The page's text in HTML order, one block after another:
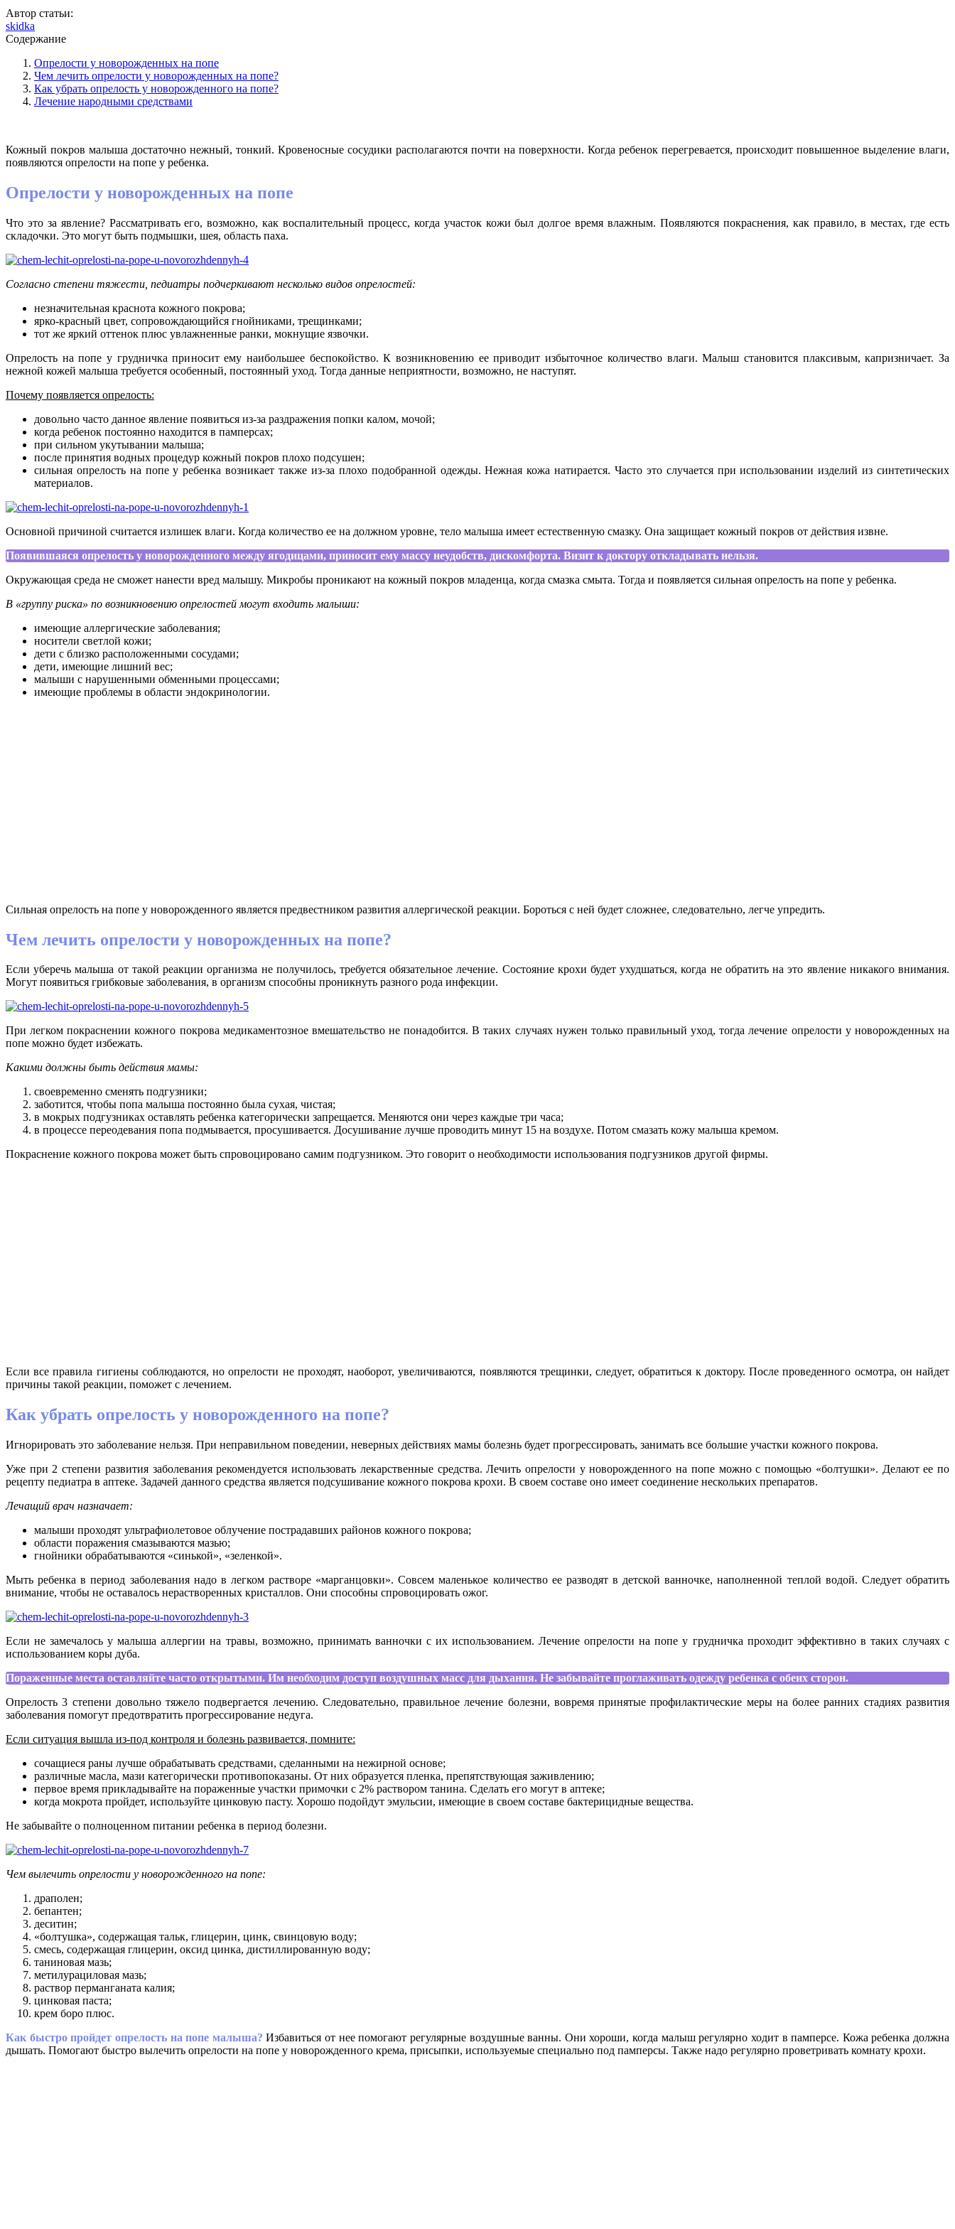
Автор статьи:
skidka
Содержание
Опрелости у новорожденных на попе
Чем лечить опрелости у новорожденных на попе?
Как убрать опрелость у новорожденного на попе?
Лечение народными средствами
Кожный покров малыша достаточно нежный, тонкий. Кровеносные сосудики располагаются почти на поверхности. Когда ребенок перегревается, происходит повышенное выделение влаги,
появляются опрелости на попе у ребенка.
Опрелости у новорожденных на попе
Что это за явление? Рассматривать его, возможно, как воспалительный процесс, когда участок кожи был долгое время влажным. Появляются покраснения, как правило, в местах, где есть
складочки. Это могут быть подмышки, шея, область паха.
Согласно степени тяжести, педиатры подчеркивают несколько видов опрелостей:
незначительная краснота кожного покрова;
ярко-красный цвет, сопровождающийся гнойниками, трещинками;
тот же яркий оттенок плюс увлажненные ранки, мокнущие язвочки.
Опрелость на попе у грудничка приносит ему наибольшее беспокойство. К возникновению ее приводит избыточное количество влаги. Малыш становится плаксивым, капризничает. За
нежной кожей малыша требуется особенный, постоянный уход. Тогда данные неприятности, возможно, не наступят.
Почему появляется опрелость:
довольно часто данное явление появиться из-за раздражения попки калом, мочой;
когда ребенок постоянно находится в памперсах;
при сильном укутывании малыша;
после принятия водных процедур кожный покров плохо подсушен;
сильная опрелость на попе у ребенка возникает также из-за плохо подобранной одежды. Нежная кожа натирается. Часто это случается при использовании изделий из синтетических
материалов.
Основной причиной считается излишек влаги. Когда количество ее на должном уровне, тело малыша имеет естественную смазку. Она защищает кожный покров от действия извне.
Появившаяся опрелость у новорожденного между ягодицами, приносит ему массу неудобств, дискомфорта. Визит к доктору откладывать нельзя.
Окружающая среда не сможет нанести вред малышу. Микробы проникают на кожный покров младенца, когда смазка смыта. Тогда и появляется сильная опрелость на попе у ребенка.
В «группу риска» по возникновению опрелостей могут входить малыши:
имеющие аллергические заболевания;
носители светлой кожи;
дети с близко расположенными сосудами;
дети, имеющие лишний вес;
малыши с нарушенными обменными процессами;
имеющие проблемы в области эндокринологии.
Сильная опрелость на попе у новорожденного является предвестником развития аллергической реакции. Бороться с ней будет сложнее, следовательно, легче упредить.
Чем лечить опрелости у новорожденных на попе?
Если уберечь малыша от такой реакции организма не получилось, требуется обязательное лечение. Состояние крохи будет ухудшаться, когда не обратить на это явление никакого внимания.
Могут появиться грибковые заболевания, в организм способны проникнуть разного рода инфекции.
При легком покраснении кожного покрова медикаментозное вмешательство не понадобится. В таких случаях нужен только правильный уход, тогда лечение опрелости у новорожденных на
попе можно будет избежать.
Какими должны быть действия мамы:
своевременно сменять подгузники;
заботится, чтобы попа малыша постоянно была сухая, чистая;
в мокрых подгузниках оставлять ребенка категорически запрещается. Меняются они через каждые три часа;
в процессе переодевания попа подмывается, просушивается. Досушивание лучше проводить минут 15 на воздухе. Потом смазать кожу малыша кремом.
Покраснение кожного покрова может быть спровоцировано самим подгузником. Это говорит о необходимости использования подгузников другой фирмы.
Если все правила гигиены соблюдаются, но опрелости не проходят, наоборот, увеличиваются, появляются трещинки, следует, обратиться к доктору. После проведенного осмотра, он найдет
причины такой реакции, поможет с лечением.
Как убрать опрелость у новорожденного на попе?
Игнорировать это заболевание нельзя. При неправильном поведении, неверных действиях мамы болезнь будет прогрессировать, занимать все большие участки кожного покрова.
Уже при 2 степени развития заболевания рекомендуется использовать лекарственные средства. Лечить опрелости у новорожденного на попе можно с помощью «болтушки». Делают ее по
рецепту педиатра в аптеке. Задачей данного средства является подсушивание кожного покрова крохи. В своем составе оно имеет соединение нескольких препаратов.
Лечащий врач назначает:
малыши проходят ультрафиолетовое облучение пострадавших районов кожного покрова;
области поражения смазываются мазью;
гнойники обрабатываются «синькой», «зеленкой».
Мыть ребенка в период заболевания надо в легком растворе «марганцовки». Совсем маленькое количество ее разводят в детской ванночке, наполненной теплой водой. Следует обратить
внимание, чтобы не оставалось нерастворенных кристаллов. Они способны спровоцировать ожог.
Если не замечалось у малыша аллергии на травы, возможно, принимать ванночки с их использованием. Лечение опрелости на попе у грудничка проходит эффективно в таких случаях с
использованием коры дуба.
Пораженные места оставляйте часто открытыми. Им необходим доступ воздушных масс для дыхания. Не забывайте проглаживать одежду ребенка с обеих сторон.
Опрелость 3 степени довольно тяжело подвергается лечению. Следовательно, правильное лечение болезни, вовремя принятые профилактические меры на более ранних стадиях развития
заболевания помогут предотвратить прогрессирование недуга.
Если ситуация вышла из-под контроля и болезнь развивается, помните:
сочащиеся раны лучше обрабатывать средствами, сделанными на нежирной основе;
различные масла, мази категорически противопоказаны. От них образуется пленка, препятствующая заживлению;
первое время прикладывайте на пораженные участки примочки с 2% раствором танина. Сделать его могут в аптеке;
когда мокрота пройдет, используйте цинковую пасту. Хорошо подойдут эмульсии, имеющие в своем составе бактерицидные вещества.
Не забывайте о полноценном питании ребенка в период болезни.
Чем вылечить опрелости у новорожденного на попе:
драполен;
бепантен;
деситин;
«болтушка», содержащая тальк, глицерин, цинк, свинцовую воду;
смесь, содержащая глицерин, оксид цинка, дистиллированную воду;
таниновая мазь;
метилурациловая мазь;
раствор перманганата калия;
цинковая паста;
крем боро плюс.
Как быстро пройдет опрелость на попе малыша? Избавиться от нее помогают регулярные воздушные ванны. Они хороши, когда малыш регулярно ходит в памперсе. Кожа ребенка должна
дышать. Помогают быстро вылечить опрелости на попе у новорожденного крема, присыпки, используемые специально под памперсы. Также надо регулярно проветривать комнату крохи.